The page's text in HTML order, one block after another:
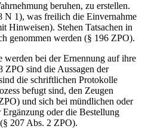
beruhen, zu erstellen.
N 1), was freilich die Einvernahme
Hinweisen). Stehen Tatsachen in
genommen werden (§ 196 ZPO).
werden bei der Ernennung auf ihre
ZPO sind die Aussagen der
die schriftlichen Protokolle
befugt sind, den Zeugen
und sich bei mündlichen oder
oder die Bestellung
207 Abs. 2 ZPO).